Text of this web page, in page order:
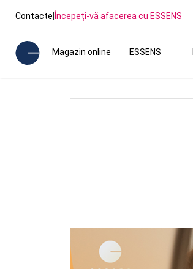
Contacte|Începeți-vă afacerea cu ESSENS
Magazin online ESSENS